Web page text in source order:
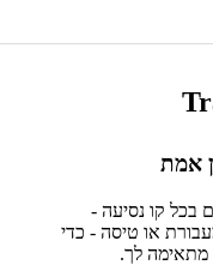
אמת
בכל קו נסיעה -
או טיסה - כדי
מתאימה לך.